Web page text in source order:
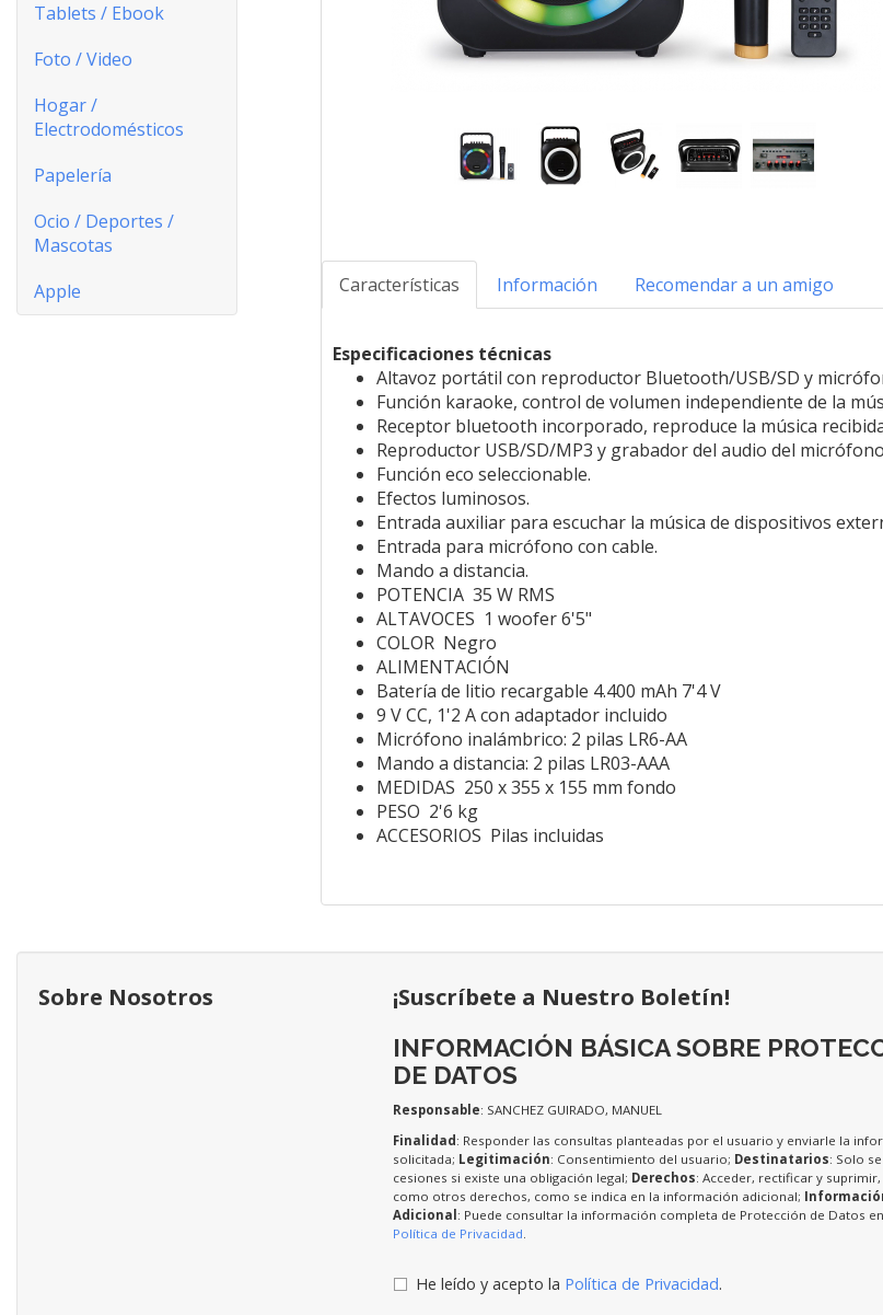
Tablets / Ebook
Foto / Video
Hogar /
Electrodomésticos
Papelería
Ocio / Deportes /
Mascotas
Apple
Características Información Recomendar a un amigo
Especificaciones técnicas
Altavoz portátil con reproductor Bluetooth/USB/SD y
Función karaoke, control de volumen independiente de la
Receptor bluetooth incorporado, reproduce la música
Reproductor USB/SD/MP3 y grabador del audio del
Función eco seleccionable.
Efectos luminosos.
Entrada auxiliar para escuchar la música de dispositivos
Entrada para micrófono con cable.
Mando a distancia.
POTENCIA 35 W RMS
ALTAVOCES 1 woofer 6'5"
COLOR Negro
ALIMENTACIÓN
Batería de litio recargable 4.400 mAh 7'4 V
9 V CC, 1'2 A con adaptador incluido
Micrófono inalámbrico: 2 pilas LR6-AA
Mando a distancia: 2 pilas LR03-AAA
MEDIDAS 250 x 355 x 155 mm fondo
PESO 2'6 kg
ACCESORIOS Pilas incluidas
Sobre Nosotros
¡Suscríbete a Nuestro Boletín!
INFORMACIÓN BÁSICA SOBRE
DE DATOS
Responsable: SANCHEZ GUIRADO, MANUEL
Finalidad : Responder las consultas planteadas por el usuario y enviarle la
solicitada; Legitimación: Consentimiento del usuario; Destinatarios: Solo
cesiones si existe una obligación legal; Derechos: Acceder, rectificar y suprimir,
como otros derechos, como se indica en la información adicional;
Adicional : Puede consultar la información completa de Protección de Datos
Política de Privacidad.
He leído y acepto la Política de Privacidad.